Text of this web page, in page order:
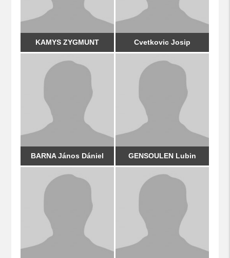
KAMYS ZYGMUNT Cvetkovic Josip
BARNA János Dániel GENSOULEN Lubin